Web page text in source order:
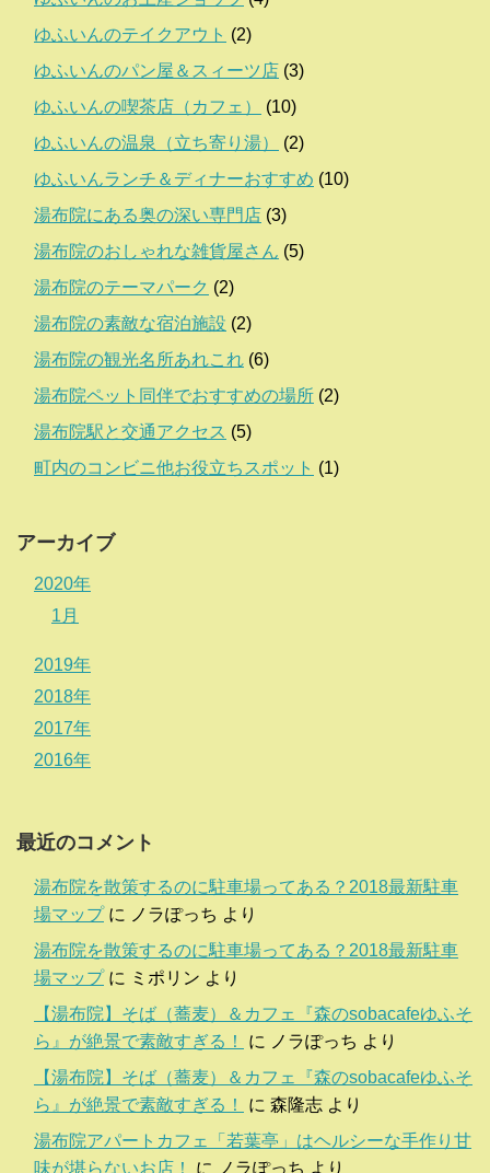
ゆふいんのテイクアウト (2)
ゆふいんのパン屋＆スィーツ店 (3)
ゆふいんの喫茶店（カフェ）
(10)
ゆふいんの温泉（立ち寄り湯）
(2)
ゆふいんランチ＆ディナーおすすめ (10)
湯布院にある奥の深い専門店 (3)
湯布院のおしゃれな雑貨屋さん (5)
湯布院のテーマパーク (2)
湯布院の素敵な宿泊施設 (2)
湯布院の観光名所あれこれ (6)
湯布院ペット同伴でおすすめの場所 (2)
湯布院駅と交通アクセス (5)
町内のコンビニ他お役立ちスポット (1)
アーカイブ
2020年
1月
2019年
2018年
2017年
2016年
最近のコメント
湯布院を散策するのに駐車場ってある？2018最新駐車
場マップに ノラぽっち より
湯布院を散策するのに駐車場ってある？2018最新駐車
場マップに ミポリン より
【湯布院】そば（蕎麦）＆カフェ『森のsobacafeゆふそ
ら』が絶景で素敵すぎる！
に ノラぽっち より
【湯布院】そば（蕎麦）＆カフェ『森のsobacafeゆふそ
ら』が絶景で素敵すぎる！
に 森隆志 より
湯布院アパートカフェ「若葉亭」はヘルシーな手作り甘
味が堪らないお店！
に ノラぽっち より